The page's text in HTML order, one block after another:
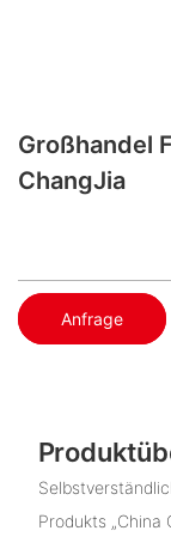
Großhandel
ChangJia
Anfrage
Produkts